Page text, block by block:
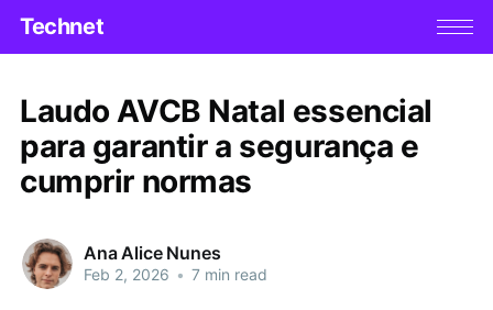
Technet
Laudo AVCB Natal essencial
para garantir a segurança e
cumprir normas
Ana Alice Nunes
Feb 2, 2026 • 7 min read